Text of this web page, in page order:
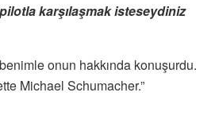
karşılaşmak isteseydiniz
onun hakkında konuşurdu.
Michael Schumacher.”